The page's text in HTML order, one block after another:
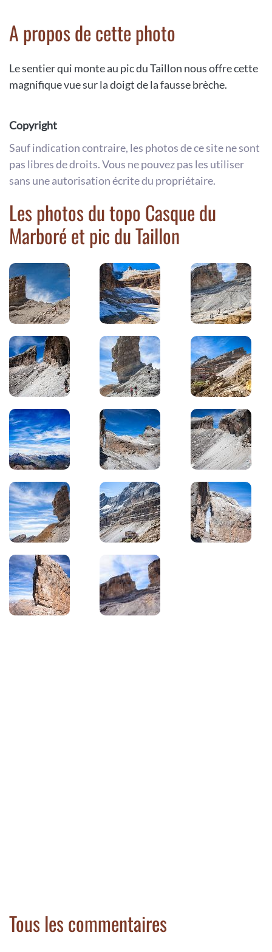
A propos de cette photo
Le sentier qui monte au pic du Taillon nous offre cette
magnifique vue sur la doigt de la fausse brèche.
Copyright
Sauf indication contraire, les photos de ce site ne sont
pas libres de droits. Vous ne pouvez pas les utiliser
sans une autorisation écrite du propriétaire.
Les photos du topo Casque du
Marboré et pic du Taillon
Tous les commentaires